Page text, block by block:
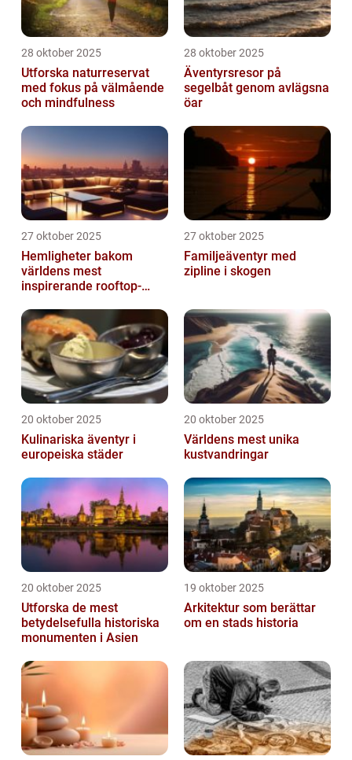
28 oktober 2025
Utforska naturreservat
med fokus på välmående
och mindfulness
28 oktober 2025
Äventyrsresor på
segelbåt genom avlägsna
öar
27 oktober 2025
Hemligheter bakom
världens mest
inspirerande rooftop-
27 oktober 2025
Familjeäventyr med
zipline i skogen
20 oktober 2025
Kulinariska äventyr i
europeiska städer
20 oktober 2025
Världens mest unika
kustvandringar
20 oktober 2025
Utforska de mest
betydelsefulla historiska
monumenten i Asien
19 oktober 2025
Arkitektur som berättar
om en stads historia